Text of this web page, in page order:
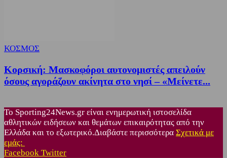
ΚΟΣΜΟΣ
Κορσική: Μασκοφόροι αυτονομιστές απειλούν
όσους αγοράζουν ακίνητα στο νησί – «Μείνετε...
Το Sporting24News.gr είναι ενημερωτική ιστοσελίδα
αθλητικών ειδήσεων και θεμάτων επικαιρότητας από την
Ελλάδα και το εξωτερικό.Διαβάστε περισσότερα Σχετικά με
εμάς:
Facebook Twitter